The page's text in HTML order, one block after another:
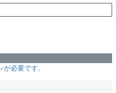
必要です。